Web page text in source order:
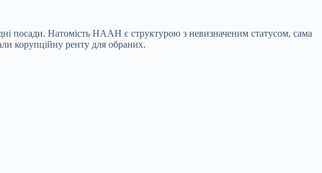
посади. Натомість НААН є структурою з невизначеним статусом, сама
корупційну ренту для обраних.